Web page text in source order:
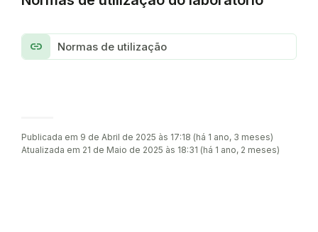
link Normas de utilização
Publicada em 9 de Abril de 2025 às 17:18 (há 1 ano, 3 meses)
Atualizada em 21 de Maio de 2025 às 18:31 (há 1 ano, 2 meses)